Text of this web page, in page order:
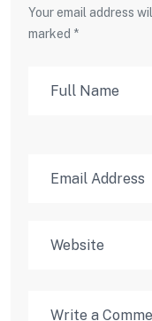
Your email address
marked *